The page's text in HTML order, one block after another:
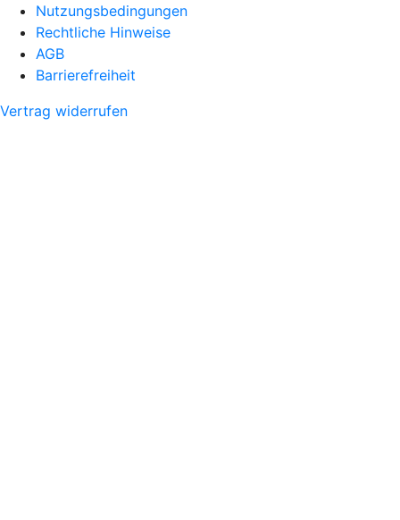
Nutzungsbedingungen
Rechtliche Hinweise
AGB
Barrierefreiheit
Vertrag widerrufen